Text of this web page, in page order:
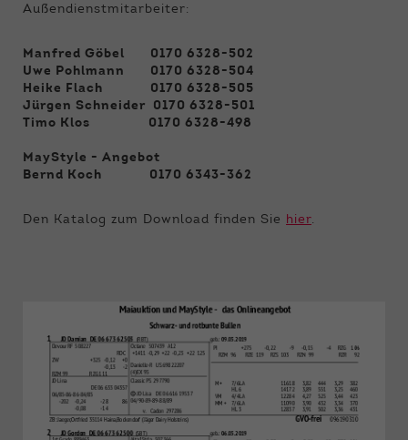
Außendienstmitarbeiter:
Manfred Göbel 0170 6328-502
Uwe Pohlmann 0170 6328-504
Heike Flach 0170 6328-505
Jürgen Schneider 0170 6328-501
Timo Klos 0170 6328-498
MayStyle - Angebot
Bernd Koch 0170 6343-362
Den Katalog zum Download finden Sie hier.
Anbieter Qnetics
Laufzeit 1 Jahr
Zweck Cookie Einstellungen speichern
Inhalte, um Ihnen zusätzliche Informationen
anzubieten.